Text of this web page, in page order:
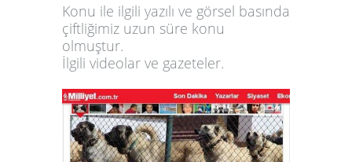
Konu ile ilgili yazılı ve görsel basında
çiftliğimiz uzun süre konu
olmuştur.
İlgili videolar ve gazeteler.